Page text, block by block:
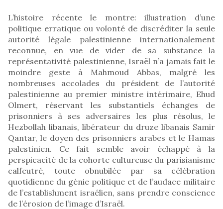
L’histoire récente le montre: illustration d’une
politique erratique ou volonté de discréditer la seule
autorité légale palestinienne internationalement
reconnue, en vue de vider de sa substance la
représentativité palestinienne, Israël n’a jamais fait le
moindre geste à Mahmoud Abbas, malgré les
nombreuses accolades du président de l’autorité
palestinienne au premier ministre intérimaire, Ehud
Olmert, réservant les substantiels échanges de
prisonniers à ses adversaires les plus résolus, le
Hezbollah libanais, libérateur du druze libanais Samir
Qantar, le doyen des prisonniers arabes et le Hamas
palestinien. Ce fait semble avoir échappé à la
perspicacité de la cohorte cultureuse du parisianisme
calfeutré, toute obnubilée par sa célébration
quotidienne du génie politique et de l’audace militaire
de l’establishment israélien, sans prendre conscience
de l’érosion de l’image d’Israël.